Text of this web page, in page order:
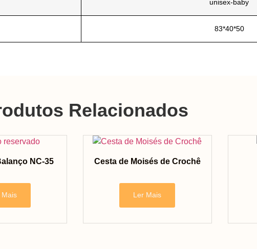
unisex-baby
83*40*50
Relacionados
NC-35
Mais
Cesta de Moisés de Crochê
Ler Mais